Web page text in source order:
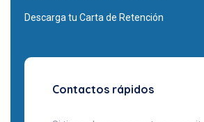
Descarga tu Carta de Retención
Contactos rápidos